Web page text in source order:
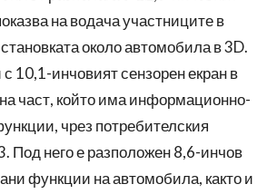
на водача участниците в
около автомобила в 3D.
10,1-инчовият сензорен екран в
част, който има информационно-
чрез потребителския
Под него е разположен 8,6-инчов
функции на автомобила, както и